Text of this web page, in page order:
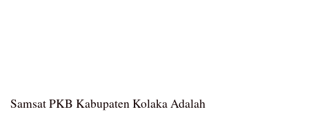
Samsat PKB Kabupaten Kolaka Adalah